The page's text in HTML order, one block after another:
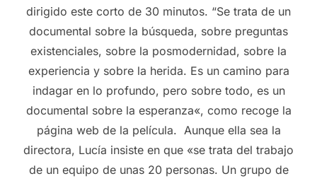
dirigido este corto de 30 minutos. “Se trata de un
documental sobre la búsqueda, sobre preguntas
existenciales, sobre la posmodernidad, sobre la
experiencia y sobre la herida. Es un camino para
indagar en lo profundo, pero sobre todo, es un
documental sobre la esperanza«, como recoge la
página web de la película. Aunque ella sea la
directora, Lucía insiste en que «se trata del trabajo
de un equipo de unas 20 personas. Un grupo de